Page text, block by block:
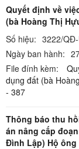
Quyết định về
(bà Hoàng Thị
Số hiệu: 3222/
Ngày ban hành:
File đính kèm:
dụng đất (bà
- 387
Thông báo thu
án nâng cấp
Đình Lập) Hộ ông